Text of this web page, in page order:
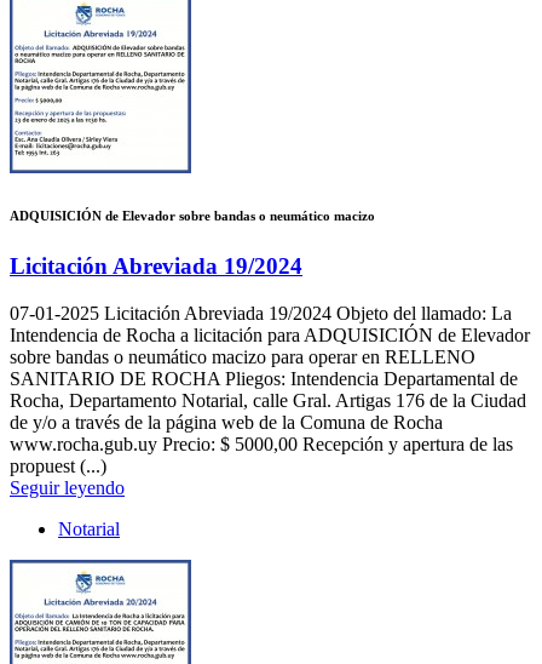
ADQUISICIÓN de Elevador sobre bandas o neumático macizo
Licitación Abreviada 19/2024
07-01-2025 Licitación Abreviada 19/2024 Objeto del llamado: La
Intendencia de Rocha a licitación para ADQUISICIÓN de Elevador
sobre bandas o neumático macizo para operar en RELLENO
SANITARIO DE ROCHA Pliegos: Intendencia Departamental de
Rocha, Departamento Notarial, calle Gral. Artigas 176 de la Ciudad
de y/o a través de la página web de la Comuna de Rocha
www.rocha.gub.uy Precio: $ 5000,00 Recepción y apertura de las
propuest (...)
Seguir leyendo
Notarial